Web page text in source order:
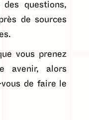
questions,
de sources
vous prenez
avenir, alors
de faire le